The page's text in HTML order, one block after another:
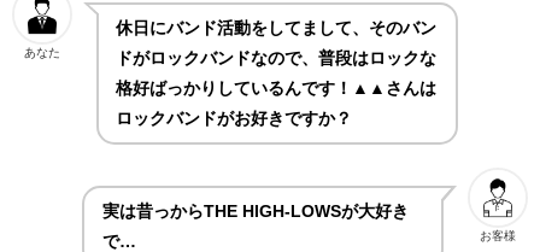
あなた
休日にバンド活動をしてまして、そのバン
ドがロックバンドなので、普段はロックな
格好ばっかりしているんです！▲▲さんは
ロックバンドがお好きですか？
お客様
実は昔っからTHE HIGH-LOWSが大好き
で…